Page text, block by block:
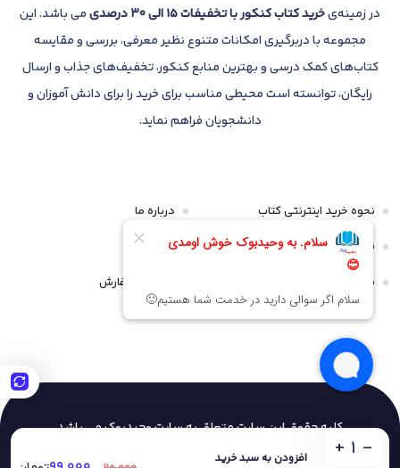
-
+ افزودن به سبد خرید
در زمینه‌یخرید کتاب کنکور با تخفیفات 15 الی 30 درصدی
می باشد. این
مجموعه با دربرگیری امکانات متنوع نظیر معرفی، بررسی و مقایسه
کتاب‌های کمک درسی و بهترین منابع کنکور، تخفیف‌های جذاب و ارسال
رایگان، توانسته است محیطی مناسب برای خرید را برای دانش آموزان و
دانشجویان فراهم نماید.
نحوه خرید اینترنتی کتاب
قوانین و مقررات
سیاست مرجوعی و عودت
درباره ما
تماس با ما
پیگیری سفارش
کلیه حقوق این سایت متعلق به سایت وحیدبوکمی باشد